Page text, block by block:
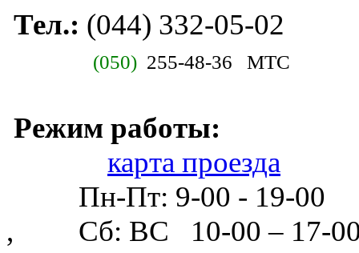
Тел.: (044) 332-05-02
(050) 255-48-36 МТС
карта проезда
Пн-Пт: 9-00 - 19-
, Сб: ВС 10-00 – 17-